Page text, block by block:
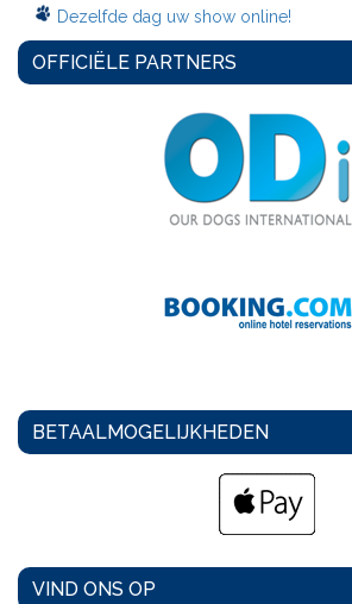
Dezelfde dag uw show online!
OFFICIËLE PARTNERS
BETAALMOGELIJKHEDEN
VIND ONS OP